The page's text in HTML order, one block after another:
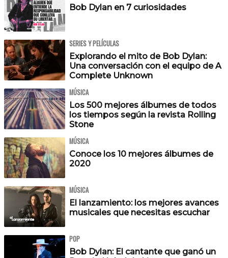
Bob Dylan en 7 curiosidades
SERIES Y PELÍCULAS
Explorando el mito de Bob Dylan:
Una conversación con el equipo de A
Complete Unknown
MÚSICA
Los 500 mejores álbumes de todos
los tiempos según la revista Rolling
Stone
MÚSICA
Conoce los 10 mejores álbumes de
2020
MÚSICA
El lanzamiento: los mejores avances
musicales que necesitas escuchar
POP
Bob Dylan: El cantante que ganó un